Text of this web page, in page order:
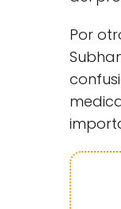
Por